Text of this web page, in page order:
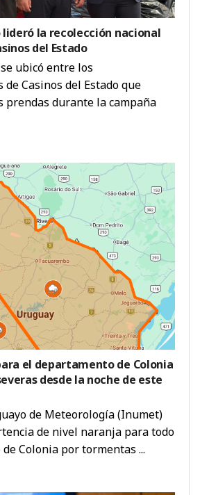
lideró la recolección nacional
del Estado
ubicó entre los
Casinos del Estado que
prendas durante la campaña
el departamento de Colonia
desde la noche de este
de Meteorología (Inumet)
de nivel naranja para todo
Colonia por tormentas ...